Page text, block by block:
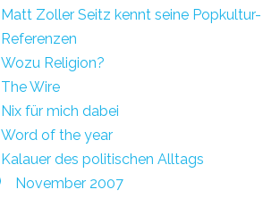
Matt Zoller Seitz kennt seine Popkultur-
Referenzen
Wozu Religion?
The Wire
Nix für mich dabei
Word of the year
Kalauer des politischen Alltags
November 2007